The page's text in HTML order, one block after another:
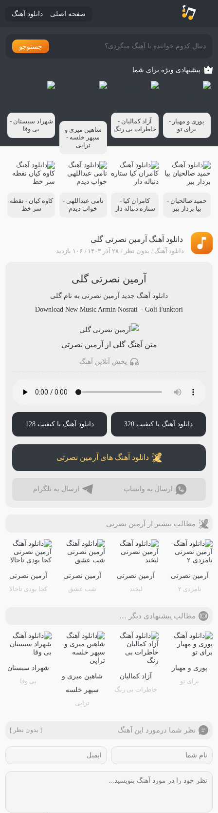
صفحه اصلی دانلود آهنگ
جستوجو
پیشنهادی ویژه برای شما
پوری و مهیار -
برای تو
آزاد کمالیان -
خاطرات بی رنگ
شاهین میری و
سپهر خلسه -
تراپی
شهراد سیستان -
بی وفا
حمید صالحیان -
بیا بردار ببر
کامران کیا -
ستاره دنباله دار
نامی عبداللهی -
خواب دیدم
کاوه کیان - نقطه
سر خط
دانلود آهنگ آرمین نصرتی گلی
دانلود آهنگ بدون نظر ۲۸ آذر ۱۴۰۳ ۱۰۶ بازدید
آرمین نصرتی گلی
دانلود آهنگ جدید آرمین نصرتی به نام گلی
Download New Music Armin Nosrati – Goli Funktori
متن آهنگ گلی از آرمین نصرتی
پخش آنلاین آهنگ
دانلود آهنگ با کیفیت 320 دانلود آهنگ با کیفیت 128
دانلود آهنگ های آرمین نصرتی
ارسال به واتساپ ارسال به تلگرام
مطالب بیشتر از آرمین نصرتی
آرمین نصرتی
نامزدی ۲
آرمین نصرتی
لبخند
آرمین نصرتی
شب عشق
آرمین نصرتی
کجا بودی تاحالا
مطالب پیشنهادی دیگر …
پوری و مهیار
برای تو
آزاد کمالیان
خاطرات بی رنگ
شاهین میری و
سپهر خلسه
تراپی
شهراد سیستان
بی وفا
نظر شما درمورد این آهنگ [ بدون نظر ]